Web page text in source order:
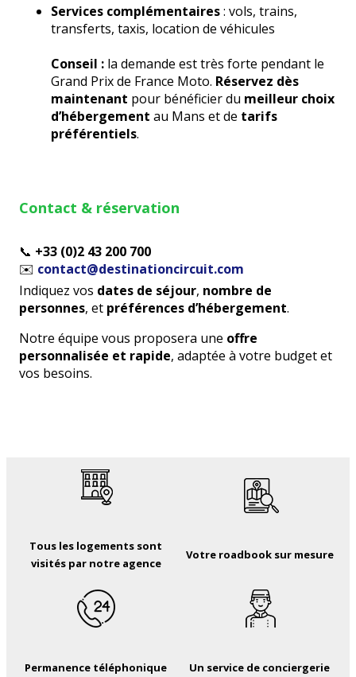
Services complémentaires: vols, trains,
transferts, taxis, location de véhicules
Conseil : la demande est très forte pendant le
Grand Prix de France Moto. Réservez dès
maintenant pour bénéficier du meilleur choix
d’hébergement au Mans et de tarifs
préférentiels.
Contact & réservation
📞 +33 (0)2 43 200 700
✉️ contact@destinationcircuit.com
Indiquez vos dates de séjour, nombre de
personnes, et préférences d’hébergement.
Notre équipe vous proposera une offre
personnalisée et rapide, adaptée à votre budget et
vos besoins.
Tous les logements sont
visités par notre agence
Votre roadbook sur mesure
Permanence téléphonique
Un service de conciergerie